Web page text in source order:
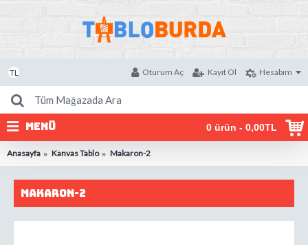
0 ürün - 0,00TL
TL Oturum Aç Kayıt Ol Hesabım
MENÜ
Anasayfa Kanvas Tablo Makaron-2
Makaron-2